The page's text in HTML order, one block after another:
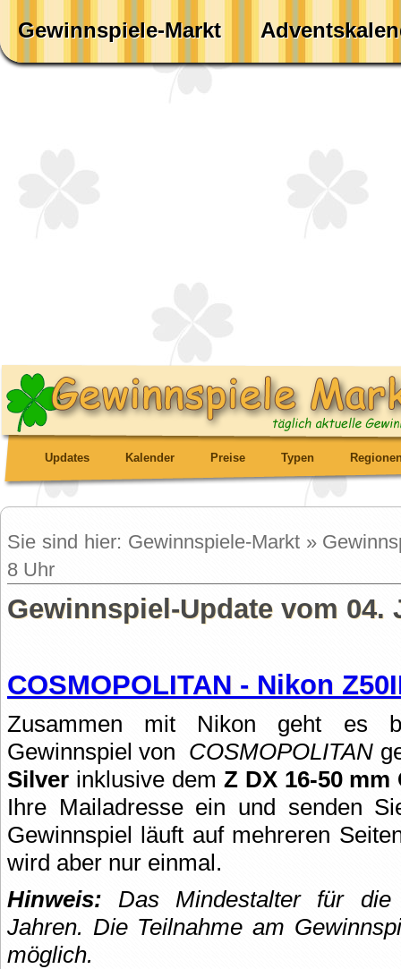
Gewinnspiele-Markt
Updates Kalender Preise Typen
Sie sind hier: Gewinnspiele-Markt »
8 Uhr
Gewinnspiel-Update vom 04.
COSMOPOLITAN - Nikon
Zusammen mit Nikon geht es
Gewinnspiel von COSMOPOLITAN
Silver inklusive dem Z DX 16-50 mm
Ihre Mailadresse ein und senden
Gewinnspiel läuft auf mehreren
wird aber nur einmal.
Hinweis:
Das Mindestalter für
Jahren. Die Teilnahme am
möglich.